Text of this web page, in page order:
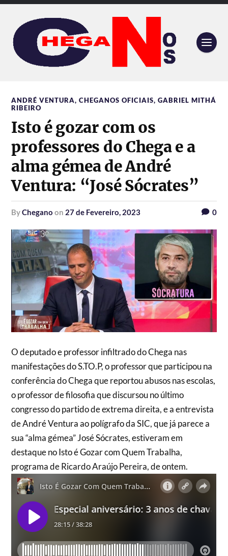
ANDRÉ VENTURA,CHEGANOS OFICIAIS,GABRIEL MITHÁ
RIBEIRO
Isto é gozar com os
professores do Chega e a
alma gémea de André
Ventura: “José Sócrates”
byChegano on 27 de Fevereiro, 2023 0
O deputado e professor infiltrado do Chega nas
manifestações do S.TO.P, o professor que participou na
conferência do Chega que reportou abusos nas escolas,
o professor de filosofia que discursou no último
congresso do partido de extrema direita, e a entrevista
de André Ventura ao polígrafo da SIC, que já parece a
sua “alma gémea” José Sócrates, estiveram em
destaque no Isto é Gozar com Quem Trabalha,
programa de Ricardo Araújo Pereira, de ontem.